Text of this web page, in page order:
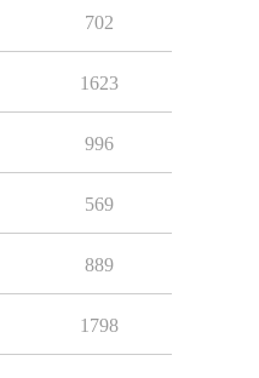
702
1623
996
569
889
1798